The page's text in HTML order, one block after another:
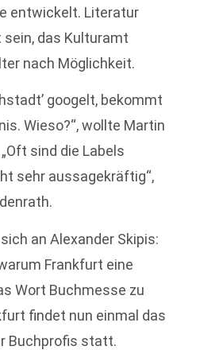
entwickelt. Literatur
das Kulturamt
nach Möglichkeit.
googelt, bekommt
Wieso?“, wollte Martin
sind die Labels
sehr aussagekräftig“,
an Alexander Skipis:
Frankfurt eine
Wort Buchmesse zu
findet nun einmal das
Buchprofis statt.